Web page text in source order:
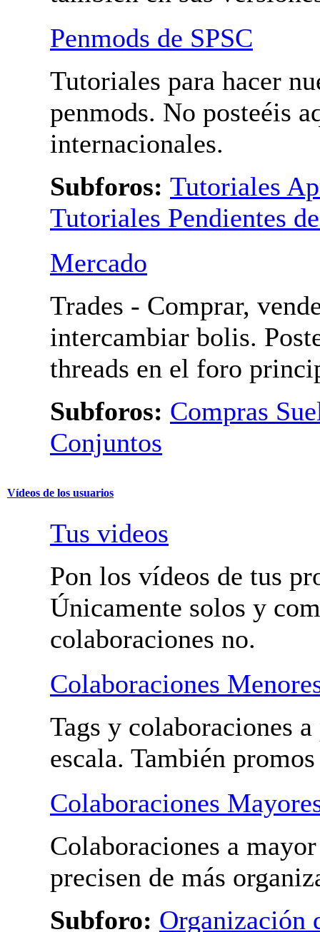
Penmods de SPSC
Tutoriales para hacer
penmods. No posteéis
internacionales.
Subforos: Tutoriales
Tutoriales Pendientes
Mercado
Trades - Comprar,
intercambiar bolis.
threads en el foro
Subforos: Compras
Conjuntos
Vídeos de los usuarios
Tus videos
Pon los vídeos de tus
Únicamente solos y
colaboraciones no.
Colaboraciones
Tags y colaboraciones a
escala. También
Colaboraciones
Colaboraciones a
precisen de más
Subforo: Organización